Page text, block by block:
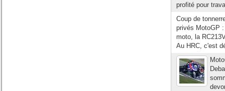
profité pour
Coup de
privés MotoGP
moto, la
Au HRC, c'est